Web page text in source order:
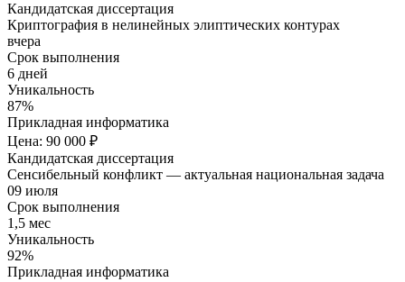
Кандидатская диссертация
Криптография в нелинейных элиптических контурах
вчера
Срок выполнения
6 дней
Уникальность
87%
Прикладная информатика
Цена: 90 000 ₽
Кандидатская диссертация
Сенсибельный конфликт — актуальная национальная задача
09 июля
Срок выполнения
1,5 мес
Уникальность
92%
Прикладная информатика